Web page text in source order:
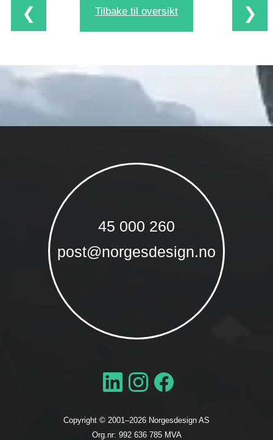
❮ Tilbake til oversikt ❯
45 000 260
post@norgesdesign.no
Copyright © 2001–2026 Norgesdesign AS
Org.nr: 992 636 785 MVA